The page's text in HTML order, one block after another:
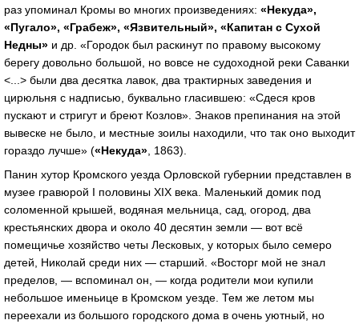
раз упоминал Кромы во многих произведениях: «Некуда»,
«Пугало», «Грабеж», «Язвительный», «Капитан с Сухой
Недны» и др. «Городок был раскинут по правому высокому
берегу довольно большой, но вовсе не судоходной реки Саванки
<...> были два десятка лавок, два трактирных заведения и
цирюльня с надписью, буквально гласившею: «Сдеся кров
пускают и стригут и бреют Козлов». Знаков препинания на этой
вывеске не было, и местные зоилы находили, что так оно выходит
гораздо лучше» («Некуда», 1863).
Панин хутор Кромского уезда Орловской губернии представлен в
музее гравюрой I половины XIX века. Маленький домик под
соломенной крышей, водяная мельница, сад, огород, два
крестьянских двора и около 40 десятин земли — вот всё
помещичье хозяйство четы Лесковых, у которых было семеро
детей, Николай среди них — старший. «Восторг мой не знал
пределов, — вспоминал он, — когда родители мои купили
небольшое именьице в Кромском уезде. Тем же летом мы
переехали из большого городского дома в очень уютный, но